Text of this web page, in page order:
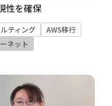
性を確保
ティング
AWS移行
ネット